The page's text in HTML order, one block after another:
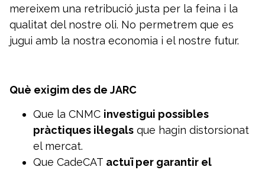
mereixem una retribució justa per la feina i la
qualitat del nostre oli. No permetrem que es
jugui amb la nostra economia i el nostre futur.
Què exigim des de JARC
Que la CNMC investigui possibles
pràctiques il·legals que hagin distorsionat
el mercat.
Que CadeCAT actuï per garantir el